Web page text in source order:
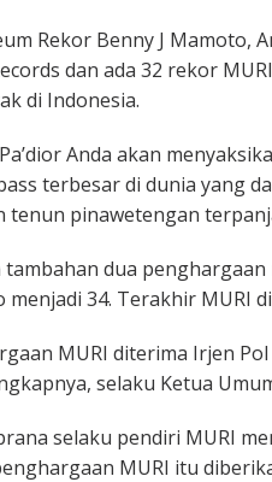
Rekor Benny J Mamoto,
dan ada 32 rekor
di Indonesia.
Anda akan
terbesar di dunia yang
tenun pinawetengan
tambahan dua
menjadi 34. Terakhir MURI
MURI diterima Irjen
selaku Ketua
selaku pendiri MURI
MURI itu